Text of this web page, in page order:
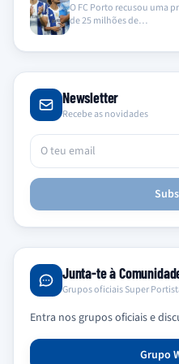
O FC Porto recusou uma
de 25 milhões de…
Newsletter
Recebe as novidades
Junta-te à
Grupos oficiais Super
Entra nos grupos oficiais e
Grupo